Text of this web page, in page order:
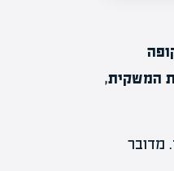
המשקית,
מדובר